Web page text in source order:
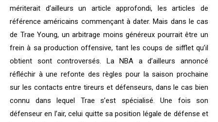
mériterait d’ailleurs un article approfondi, les articles de
référence américains commençant à dater. Mais dans le cas
de Trae Young, un arbitrage moins généreux pourrait être un
frein à sa production offensive, tant les coups de sifflet qu’il
obtient sont controversés. La NBA a d’ailleurs annoncé
réfléchir à une refonte des règles pour la saison prochaine
sur les contacts entre tireurs et défenseurs, dans le cas bien
connu dans lequel Trae s’est spécialisé. Une fois son
défenseur en l’air, celui quitte sa position légale de défense et